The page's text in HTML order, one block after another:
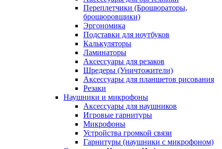
Переплетчики (Брошюраторы,
брошюровщики)
Эргономика
Подставки для ноутбуков
Калькуляторы
Ламинаторы
Аксессуары для резаков
Шредеры (Уничтожители)
Аксессуары для планшетов рисования
Резаки
Наушники и микрофоны
Аксессуары для наушников
Игровые гарнитуры
Микрофоны
Устройства громкой связи
Гарнитуры (наушники с микрофоном)